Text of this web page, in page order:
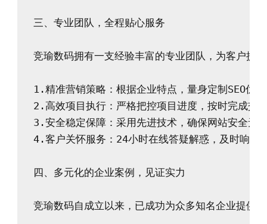
三、专业团队，全程贴心服务
竞瑜数码拥有一支经验丰富的专业团队，为客户提
1.精准营销策略：根据企业特点，量身定制SEO优
2.高效项目执行：严格把控项目进度，按时完成交
3.安全稳定保障：采用先进技术，确保网站安全无
4.客户关怀服务：24小时在线答疑解惑，及时响应
四、多元化的企业案例，见证实力
竞瑜数码自成立以来，已成功为众多知名企业提供